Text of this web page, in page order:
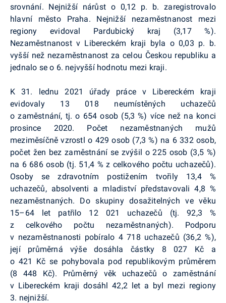
srovnání. Nejnižší nárůst o 0,12 p. b. zaregistrovalo
hlavní město Praha. Nejnižší nezaměstnanost mezi
regiony evidoval Pardubický kraj (3,17 %).
Nezaměstnanost v Libereckém kraji byla o 0,03 p. b.
vyšší než nezaměstnanost za celou Českou republiku a
jednalo se o 6. nejvyšší hodnotu mezi kraji.
K 31. lednu 2021 úřady práce v Libereckém kraji
evidovaly 13 018 neumístěných uchazečů
o zaměstnání, tj. o 654 osob (5,3 %) více než na konci
prosince 2020. Počet nezaměstnaných mužů
meziměsíčně vzrostl o 429 osob (7,3 %) na 6 332 osob,
počet žen bez zaměstnání se zvýšil o 225 osob (3,5 %)
na 6 686 osob (tj. 51,4 % z celkového počtu uchazečů).
Osoby se zdravotním postižením tvořily 13,4 %
uchazečů, absolventi a mladiství představovali 4,8 %
nezaměstnaných. Do skupiny dosažitelných ve věku
15–64 let patřilo 12 021 uchazečů (tj. 92,3 %
z celkového počtu nezaměstnaných). Podporu
v nezaměstnanosti pobíralo 4 718 uchazečů (36,2 %),
její průměrná výše dosáhla částky 8 027 Kč a
o 421 Kč se pohybovala pod republikovým průměrem
(8 448 Kč). Průměrný věk uchazečů o zaměstnání
v Libereckém kraji dosáhl 42,2 let a byl mezi regiony
3. nejnižší.